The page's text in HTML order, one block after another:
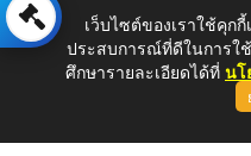
E-Mail:
เว็บไซต์ของเราใช้คุ
ประสบการณ์ที่ดีในการใ
ศึกษารายละเอียดได้ที่ นโ